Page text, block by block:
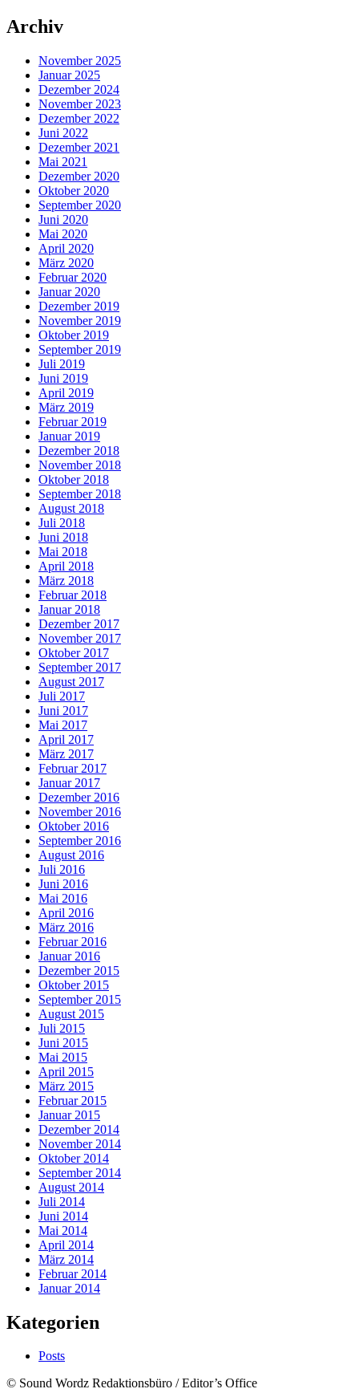
Archiv
November 2025
Januar 2025
Dezember 2024
November 2023
Dezember 2022
Juni 2022
Dezember 2021
Mai 2021
Dezember 2020
Oktober 2020
September 2020
Juni 2020
Mai 2020
April 2020
März 2020
Februar 2020
Januar 2020
Dezember 2019
November 2019
Oktober 2019
September 2019
Juli 2019
Juni 2019
April 2019
März 2019
Februar 2019
Januar 2019
Dezember 2018
November 2018
Oktober 2018
September 2018
August 2018
Juli 2018
Juni 2018
Mai 2018
April 2018
März 2018
Februar 2018
Januar 2018
Dezember 2017
November 2017
Oktober 2017
September 2017
August 2017
Juli 2017
Juni 2017
Mai 2017
April 2017
März 2017
Februar 2017
Januar 2017
Dezember 2016
November 2016
Oktober 2016
September 2016
August 2016
Juli 2016
Juni 2016
Mai 2016
April 2016
März 2016
Februar 2016
Januar 2016
Dezember 2015
Oktober 2015
September 2015
August 2015
Juli 2015
Juni 2015
Mai 2015
April 2015
März 2015
Februar 2015
Januar 2015
Dezember 2014
November 2014
Oktober 2014
September 2014
August 2014
Juli 2014
Juni 2014
Mai 2014
April 2014
März 2014
Februar 2014
Januar 2014
Kategorien
Posts
© Sound Wordz Redaktionsbüro / Editor’s Office